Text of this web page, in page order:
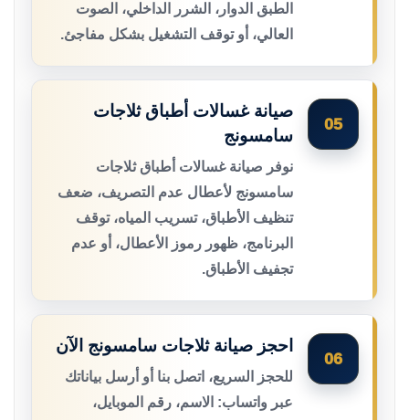
الطبق الدوار، الشرر الداخلي، الصوت
العالي، أو توقف التشغيل بشكل مفاجئ.
05
صيانة غسالات أطباق ثلاجات
سامسونج
نوفر صيانة غسالات أطباق ثلاجات
سامسونج لأعطال عدم التصريف، ضعف
تنظيف الأطباق، تسريب المياه، توقف
البرنامج، ظهور رموز الأعطال، أو عدم
تجفيف الأطباق.
06
احجز صيانة ثلاجات سامسونج الآن
للحجز السريع، اتصل بنا أو أرسل بياناتك
عبر واتساب: الاسم، رقم الموبايل،